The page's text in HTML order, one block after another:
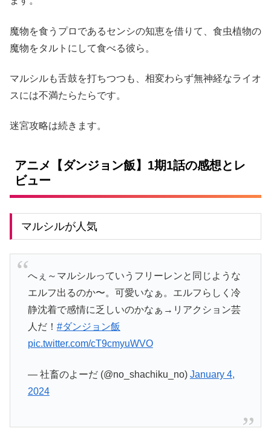
魔物を食うプロであるセンシの知恵を借りて、食虫植物の
魔物をタルトにして食べる彼ら。
マルシルも舌鼓を打ちつつも、相変わらず無神経なライオ
スには不満たらたらです。
迷宮攻略は続きます。
アニメ【ダンジョン飯】1期1話の感想とレ
ビュー
マルシルが人気
へぇ～マルシルっていうフリーレンと同じような
エルフ出るのか〜。可愛いなぁ。エルフらしく冷
静沈着で感情に乏しいのかなぁ→リアクション芸
人だ！ #ダンジョン飯
pic.twitter.com/cT9cmyuWVO
— 社畜のよーだ (@no_shachiku_no) January 4,
2024